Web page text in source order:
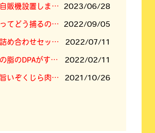
くじら自販機設置しました！ 2023/06/28
くじらってどう捕るの？答えは「空挺ドラゴンズ」に⁉ 2022/09/05
くじら詰め合わせセットの内容新しくなりました 2022/07/11
くじらの脂のDPAがすごい！ 2022/02/11
鍋でも旨いぞくじら肉！くじらすき焼きセット！ 2021/10/26